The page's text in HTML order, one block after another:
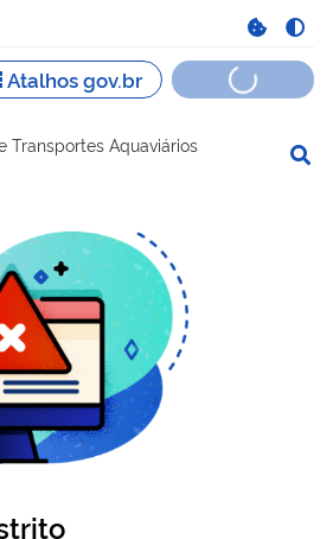
de navegação
Transportes Aquaviários